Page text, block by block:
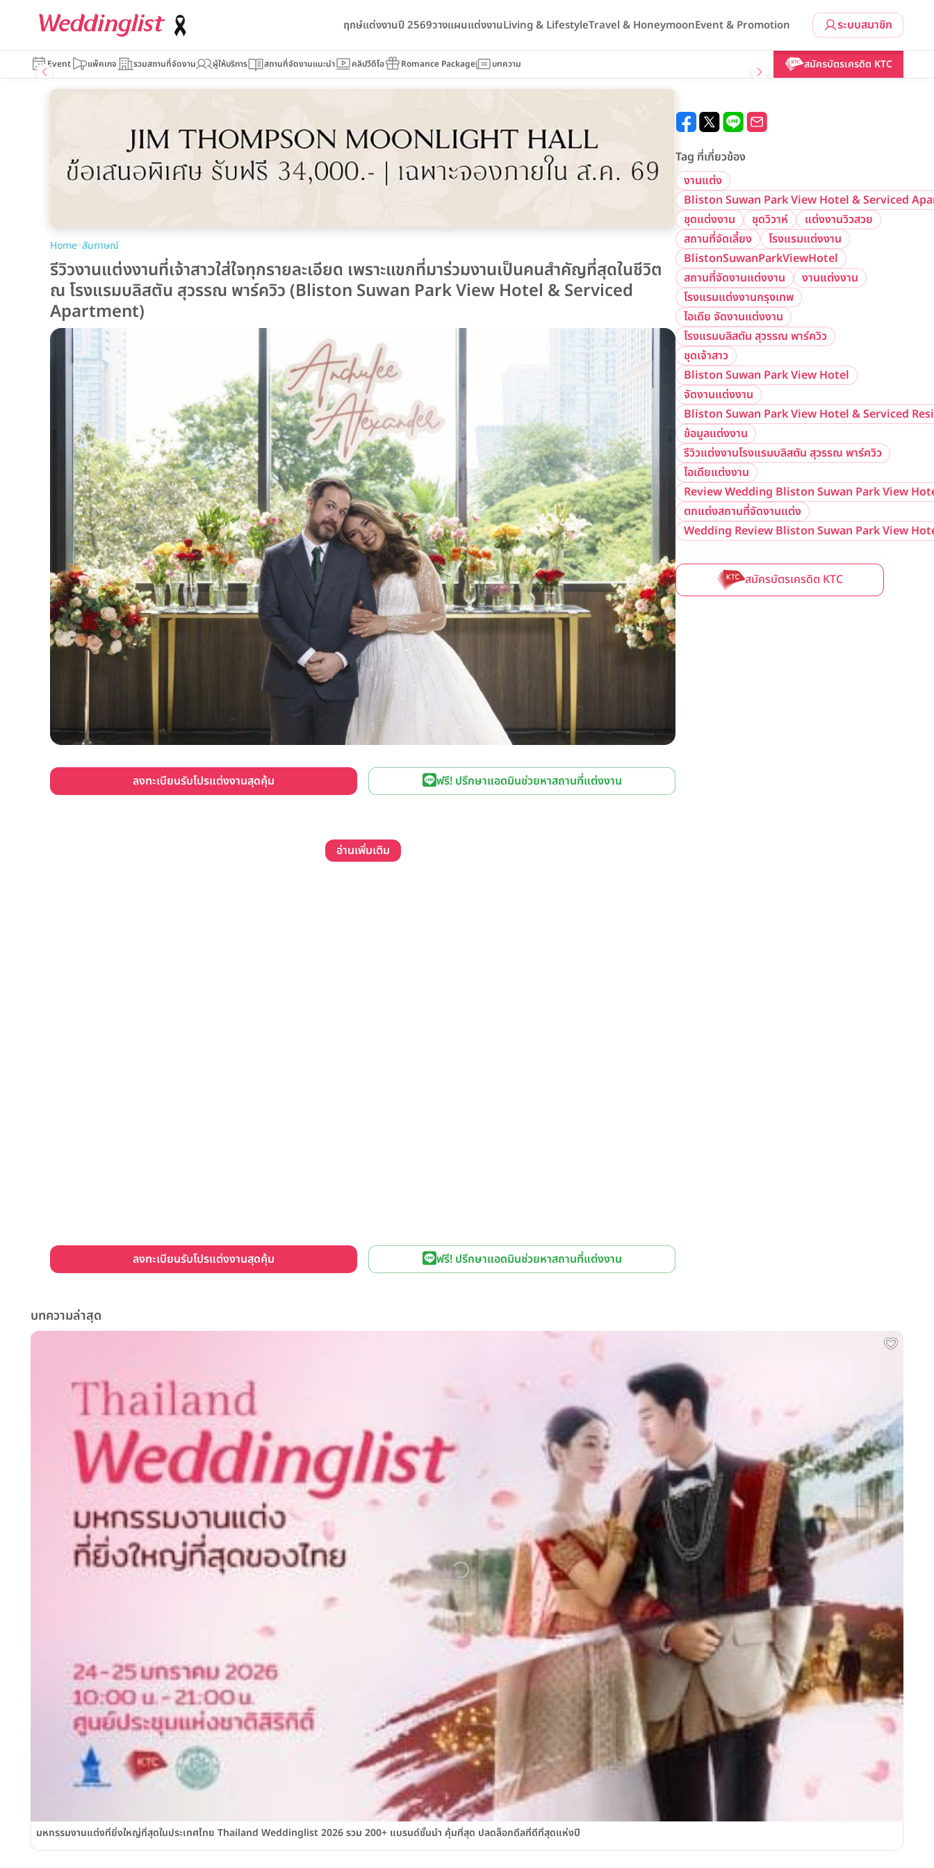
ระบบสมาชิก
ฤกษ์แต่งงานปี 2569วางแผนแต่งงานLiving & LifestyleTravel & HoneymoonEvent & Promotion
Event แพ็คเกจ รวมสถานที่จัดงาน ผู้ให้บริการ สถานที่จัดงานแนะนำ คลิปวีดีโอ Romance Package บทความ สมัครบัตรเครดิต KTC
Home–สัมภาษณ์
รีวิวงานแต่งงานที่เจ้าสาวใส่ใจทุกรายละเอียด เพราะแขกที่มาร่วมงานเป็นคนสำคัญที่สุดในชีวิต
ณ โรงแรมบลิสตัน สุวรรณ พาร์ควิว (Bliston Suwan Park View Hotel & Serviced
Apartment)
ลงทะเบียนรับโปรแต่งงานสุดคุ้ม ฟรี! ปรึกษาแอดมินช่วยหาสถานที่แต่งงาน
อ่านเพิ่มเติม
ลงทะเบียนรับโปรแต่งงานสุดคุ้ม ฟรี! ปรึกษาแอดมินช่วยหาสถานที่แต่งงาน
Tag ที่เกี่ยวข้อง
งานแต่ง
Bliston Suwan Park View Hotel & Serviced
ชุดแต่งงาน
ชุดวิวาห์
แต่งงานวิวสวย
สถานที่จัดเลี้ยง
โรงแรมแต่งงาน
BlistonSuwanParkViewHotel
สถานที่จัดงานแต่งงาน
งานแต่งงาน
โรงแรมแต่งงานกรุงเทพ
ไอเดีย จัดงานแต่งงาน
โรงแรมบลิสตัน สุวรรณ พาร์ควิว
ชุดเจ้าสาว
Bliston Suwan Park View Hotel
จัดงานแต่งงาน
Bliston Suwan Park View Hotel & Serviced
ข้อมูลแต่งงาน
รีวิวแต่งงานโรงแรมบลิสตัน สุวรรณ พาร์ควิว
ไอเดียแต่งงาน
Review Wedding Bliston Suwan Park View
ตกแต่งสถานที่จัดงานแต่ง
Wedding Review Bliston Suwan Park View
สมัครบัตรเครดิต KTC
บทความล่าสุด
มหกรรมงานแต่งที่ยิ่งใหญ่ที่สุดในประเทศไทย Thailand Weddinglist 2026 รวม 200+ แบรนด์ชั้นนำ คุ้มที่สุด ปลดล็อกดีลที่ดีที่สุดแห่งปี